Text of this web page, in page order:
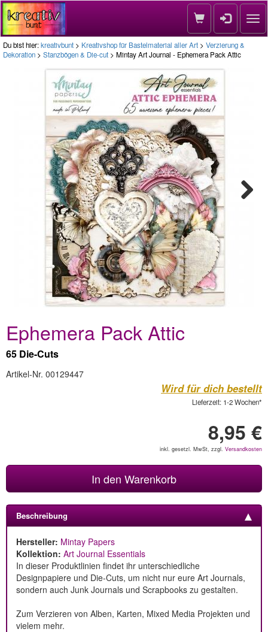
Du bist hier:kreativbunt > Kreativshop für Bastelmaterial aller Art > Verzierung &
Dekoration > Stanzbögen & Die-cut > Mintay Art Journal - Ephemera Pack Attic
Ephemera Pack Attic
65 Die-Cuts
Artikel-Nr. 00129447
Wird für dich bestellt
Lieferzeit: 1-2 Wochen*
8,95 €
inkl. gesetzl. MwSt, zzgl. Versandkosten
In den Warenkorb
Beschreibung
Hersteller: Mintay Papers
Kollektion: Art Journal Essentials
In dieser Produktlinien findet ihr unterschiedliche
Designpapiere und Die-Cuts, um nicht nur eure Art Journals,
sondern auch Junk Journals und Scrapbooks zu gestalten.
Zum Verzieren von Alben, Karten, Mixed Media Projekten und
vielem mehr.